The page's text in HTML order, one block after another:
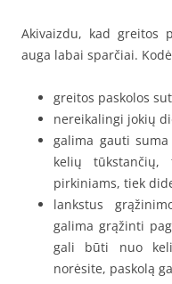
Akivaizdu, kad greitos
auga labai sparčiai.
greitos paskolos
nereikalingi jokių
galima gauti
kelių
pirkiniams, tiek
lankstus
galima grąžinti
gali būti nuo
norėsite, paskolą